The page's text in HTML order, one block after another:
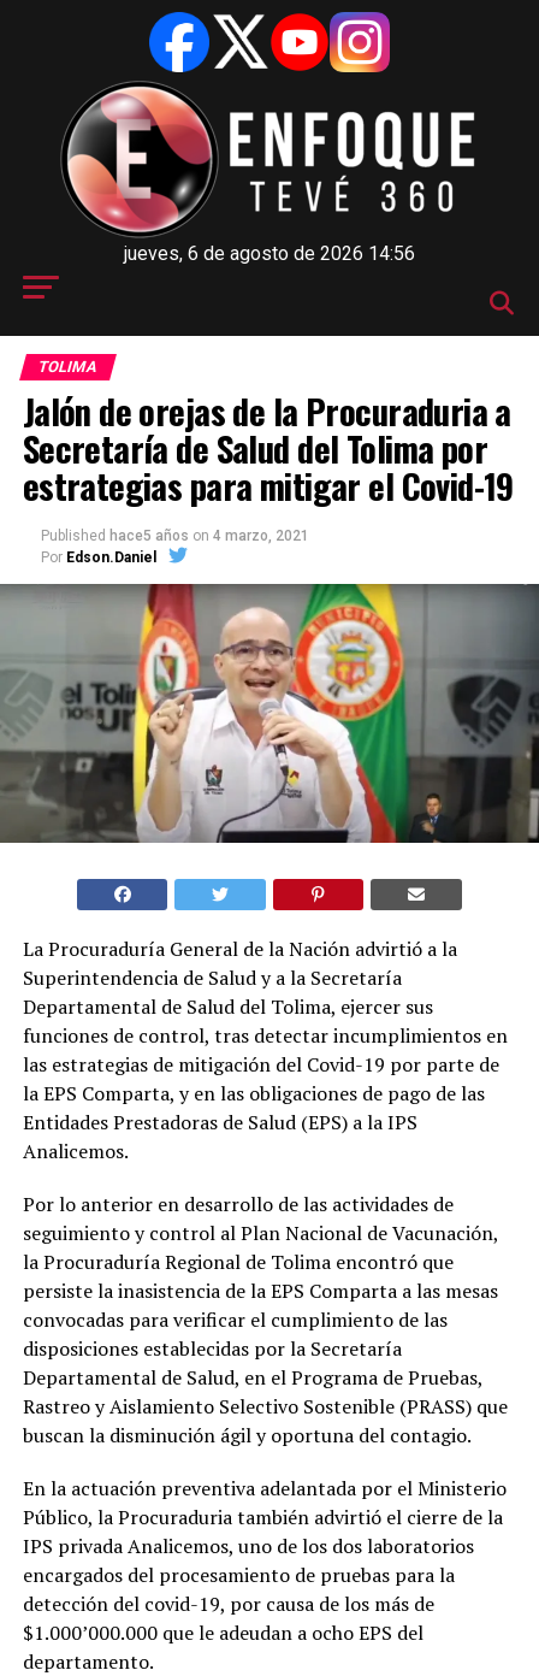
jueves, 6 de agosto de 2026 14:56
TOLIMA
Jalón de orejas de la Procuraduria a
Secretaría de Salud del Tolima por
estrategias para mitigar el Covid-19
Published hace5 años on 4 marzo, 2021
Por Edson.Daniel
La Procuraduría General de la Nación advirtió a la
Superintendencia de Salud y a la Secretaría
Departamental de Salud del Tolima, ejercer sus
funciones de control, tras detectar incumplimientos en
las estrategias de mitigación del Covid-19 por parte de
la EPS Comparta, y en las obligaciones de pago de las
Entidades Prestadoras de Salud (EPS) a la IPS
Analicemos.
Por lo anterior en desarrollo de las actividades de
seguimiento y control al Plan Nacional de Vacunación,
la Procuraduría Regional de Tolima encontró que
persiste la inasistencia de la EPS Comparta a las mesas
convocadas para verificar el cumplimiento de las
disposiciones establecidas por la Secretaría
Departamental de Salud, en el Programa de Pruebas,
Rastreo y Aislamiento Selectivo Sostenible (PRASS) que
buscan la disminución ágil y oportuna del contagio.
En la actuación preventiva adelantada por el Ministerio
Público, la Procuraduria también advirtió el cierre de la
IPS privada Analicemos, uno de los dos laboratorios
encargados del procesamiento de pruebas para la
detección del covid-19, por causa de los más de
$1.000’000.000 que le adeudan a ocho EPS del
departamento.